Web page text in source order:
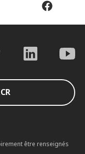
être renseignés